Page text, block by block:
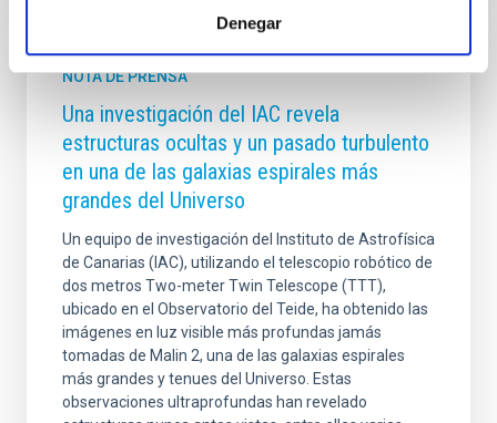
Denegar
NOTA DE PRENSA
Una investigación del IAC revela
estructuras ocultas y un pasado turbulento
en una de las galaxias espirales más
grandes del Universo
Un equipo de investigación del Instituto de Astrofísica
de Canarias (IAC), utilizando el telescopio robótico de
dos metros Two-meter Twin Telescope (TTT),
ubicado en el Observatorio del Teide, ha obtenido las
imágenes en luz visible más profundas jamás
tomadas de Malin 2, una de las galaxias espirales
más grandes y tenues del Universo. Estas
observaciones ultraprofundas han revelado